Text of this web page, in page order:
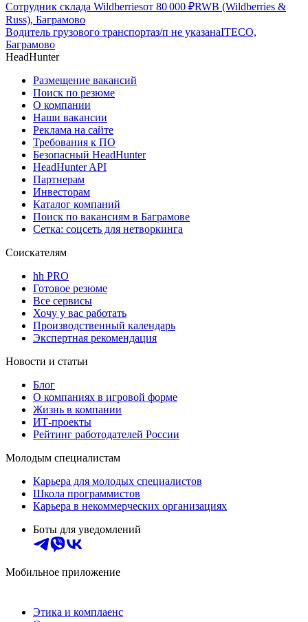
Сотрудник склада Wildberriesот 80 000 ₽RWB (Wildberries &
Russ), Баграмово
Водитель грузового транспортаз/п не указанаITECO,
Баграмово
HeadHunter
Размещение вакансий
Поиск по резюме
О компании
Наши вакансии
Реклама на сайте
Требования к ПО
Безопасный HeadHunter
HeadHunter API
Партнерам
Инвесторам
Каталог компаний
Поиск по вакансиям в Баграмове
Сетка: соцсеть для нетворкинга
Соискателям
hh PRO
Готовое резюме
Все сервисы
Хочу у вас работать
Производственный календарь
Экспертная рекомендация
Новости и статьи
Блог
О компаниях в игровой форме
Жизнь в компании
ИТ-проекты
Рейтинг работодателей России
Молодым специалистам
Карьера для молодых специалистов
Школа программистов
Карьера в некоммерческих организациях
Боты для уведомлений
Мобильное приложение
Этика и комплаенс